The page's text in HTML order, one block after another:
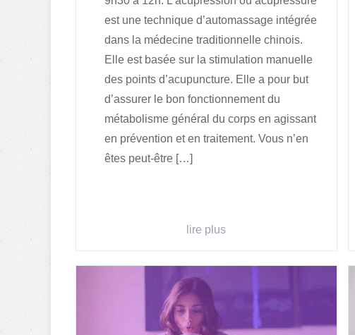
est une technique d’automassage intégrée
dans la médecine traditionnelle chinois.
Elle est basée sur la stimulation manuelle
des points d’acupuncture. Elle a pour but
d’assurer le bon fonctionnement du
métabolisme général du corps en agissant
en prévention et en traitement. Vous n’en
êtes peut-être […]
lire plus